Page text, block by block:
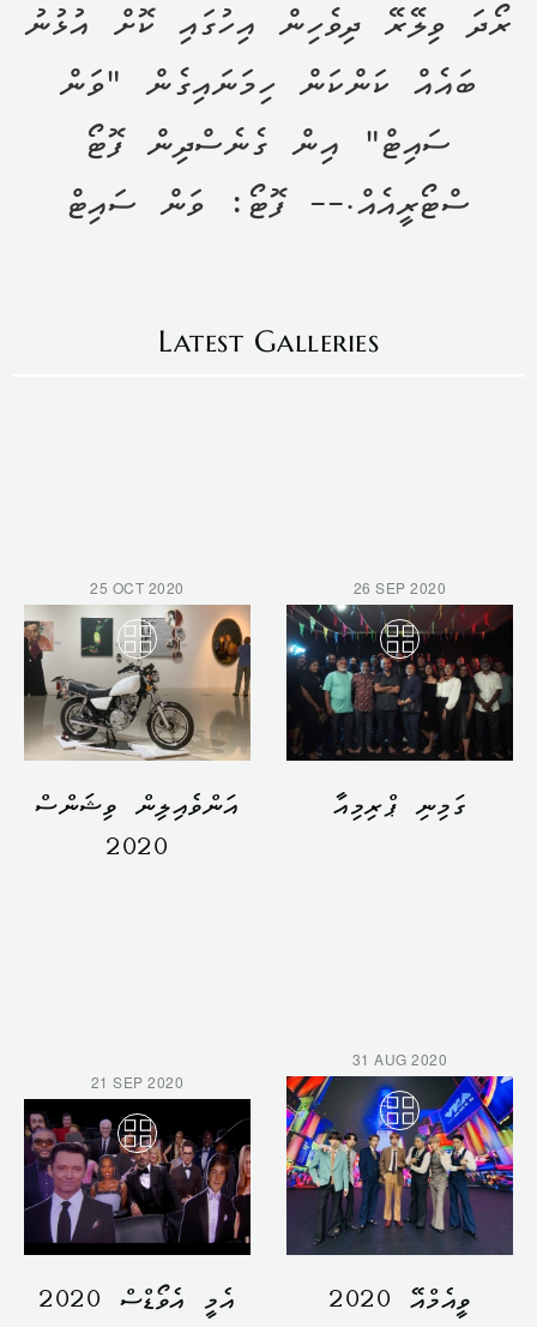
ރޯދަ ވިލޭރޭ ދިވެހިން އިހުގައި ކޮށް އުޅުނު
ބައެއް ކަންކަން ހިމަނައިގެން "ވަން
ސައިޓް" އިން ގެނެސްދިން ފޮޓޯ
ސްޓޯރީއެއް.-- ފޮޓޯ: ވަން ސައިޓް
Latest Galleries
25 OCT 2020
އަންވެއިލިން ވިޝަންސް
2020
26 SEP 2020
ގަމިނި ޕްރިމިއާ
21 SEP 2020
އެމީ އެވޯޑްސް 2020
31 AUG 2020
ވީއެމްއޭ 2020